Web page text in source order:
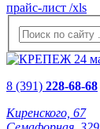
прайс-лист /xls
8 (391) 228-68-68
Киренского, 67